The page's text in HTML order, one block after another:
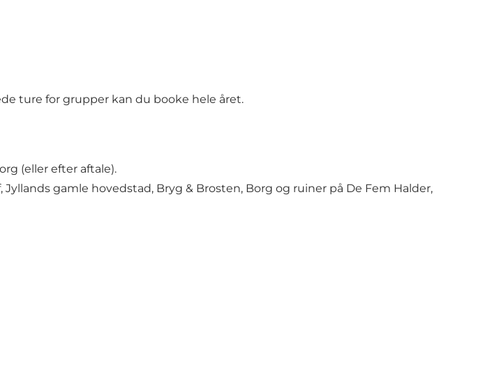
ture for grupper kan du booke hele året.
(eller efter aftale).
gamle hovedstad, Bryg & Brosten, Borg og ruiner på De Fem Halder,